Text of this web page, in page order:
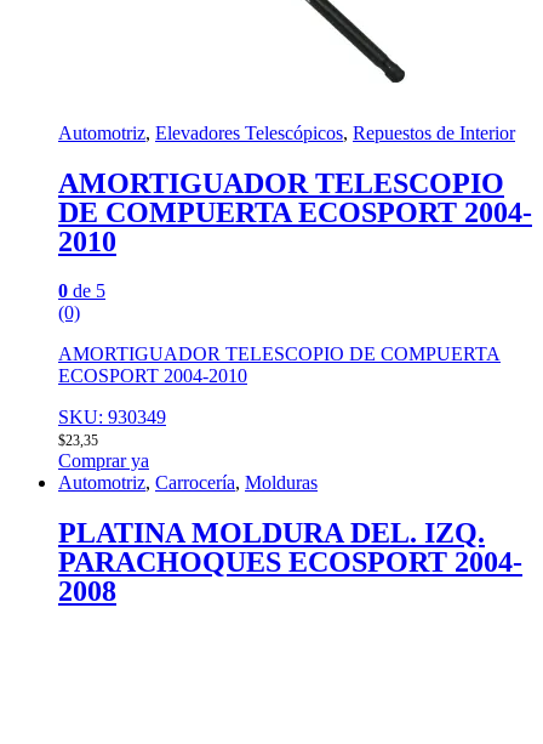
Automotriz, Elevadores Telescópicos, Repuestos de Interior
AMORTIGUADOR TELESCOPIO
DE COMPUERTA ECOSPORT 2004-
2010
0 de 5
(0)
AMORTIGUADOR TELESCOPIO DE COMPUERTA
ECOSPORT 2004-2010
SKU: 930349
$23,35
Comprar ya
Automotriz, Carrocería, Molduras
PLATINA MOLDURA DEL. IZQ.
PARACHOQUES ECOSPORT 2004-
2008